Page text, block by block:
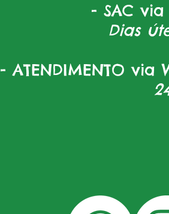
- SAC via
Dias
- ATENDIMENTO via